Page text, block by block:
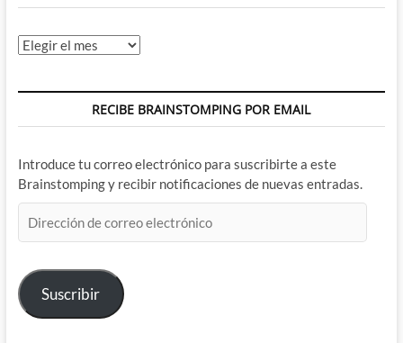
Archivos
RECIBE BRAINSTOMPING POR EMAIL
Introduce tu correo electrónico para suscribirte a este
Brainstomping y recibir notificaciones de nuevas entradas.
de
electrónico
Suscribir